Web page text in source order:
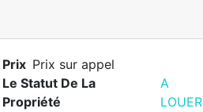
Prix Prix sur appel
Le Statut De La
Propriété
A
LOUER